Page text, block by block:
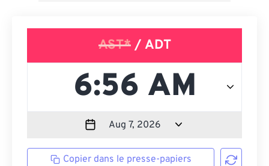
AST*/ ADT
Copier dans le presse-papiers